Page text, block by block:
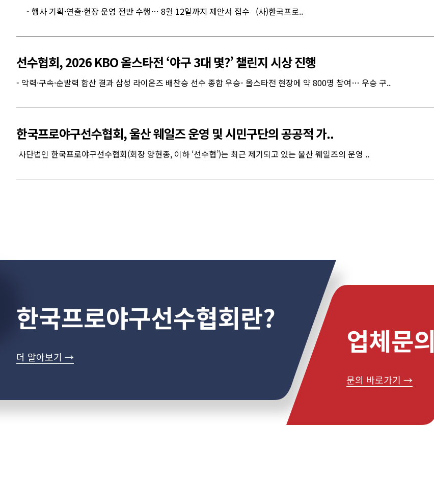
- 행사 기획·연출·현장 운영 전반 수행… 8월 12일까지 제안서 접수 (사)한국프로..
선수협회, 2026 KBO 올스타전 ‘야구 3대 몇?’ 챌린지 시상 진행
- 악력·구속·순발력 합산 결과 삼성 라이온즈 배찬승 선수 종합 우승- 올스타전 현장에 약 800명 참여… 우승 구..
한국프로야구선수협회, 울산 웨일즈 운영 및 시민구단의 공공적 가..
사단법인 한국프로야구선수협회(회장 양현종, 이하 ‘선수협’)는 최근 제기되고 있는 울산 웨일즈의 운영 ..
한국프로야구선수협회란?
더 알아보기 업체문의
문의 바로가기